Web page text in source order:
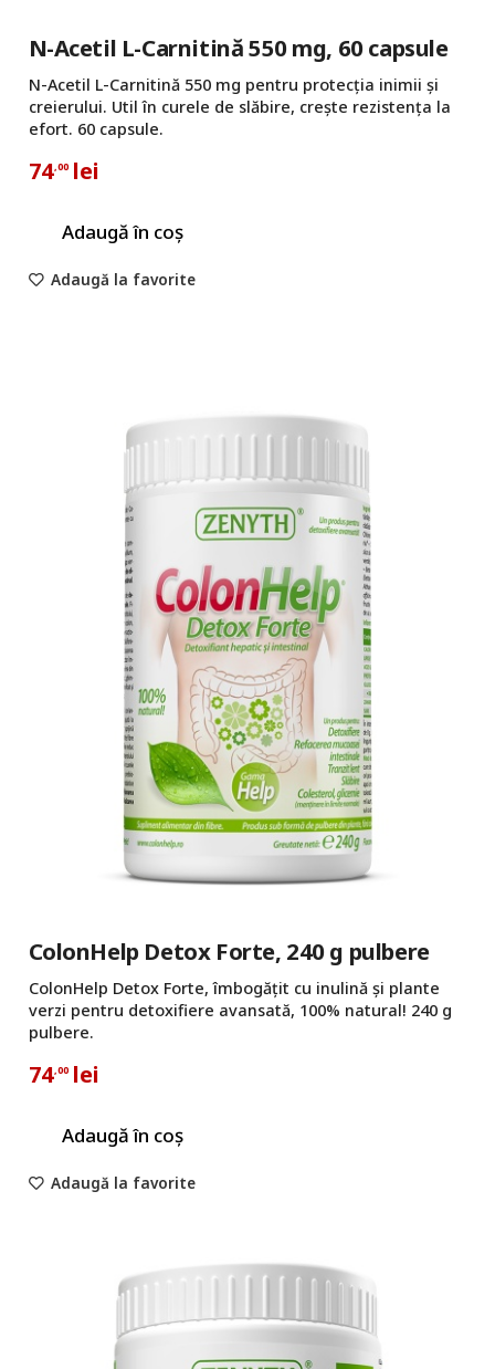
N-Acetil L-Carnitină 550 mg, 60 capsule
N-Acetil L-Carnitină 550 mg pentru protecția inimii și
creierului. Util în curele de slăbire, crește rezistența la
efort. 60 capsule.
74,00 lei
Adaugă în coș
Adaugă la favorite
ColonHelp Detox Forte, 240 g pulbere
ColonHelp Detox Forte, îmbogăţit cu inulină şi plante
verzi pentru detoxifiere avansată, 100% natural! 240 g
pulbere.
74,00 lei
Adaugă în coș
Adaugă la favorite